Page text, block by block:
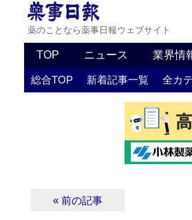
薬のことなら薬事日報ウェブサイト
TOP ニュース 業界情
総合TOP 新着記事一覧 全カ
« 前の記事